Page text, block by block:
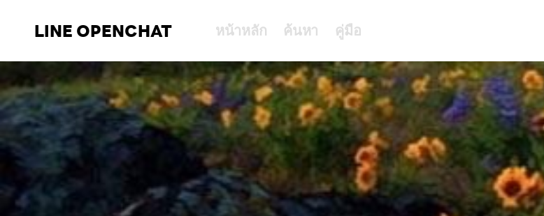
LINE OPENCHAT หน้าหลัก ค้นหา คู่มือ